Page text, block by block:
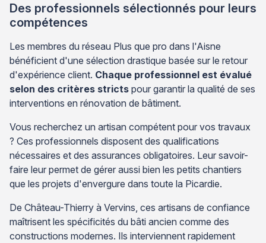
Des professionnels sélectionnés pour leurs
compétences
Les membres du réseau Plus que pro dans l'Aisne
bénéficient d'une sélection drastique basée sur le retour
d'expérience client. Chaque professionnel est évalué
selon des critères stricts pour garantir la qualité de ses
interventions en rénovation de bâtiment.
Vous recherchez un artisan compétent pour vos travaux
? Ces professionnels disposent des qualifications
nécessaires et des assurances obligatoires. Leur savoir-
faire leur permet de gérer aussi bien les petits chantiers
que les projets d'envergure dans toute la Picardie.
De Château-Thierry à Vervins, ces artisans de confiance
maîtrisent les spécificités du bâti ancien comme des
constructions modernes. Ils interviennent rapidement